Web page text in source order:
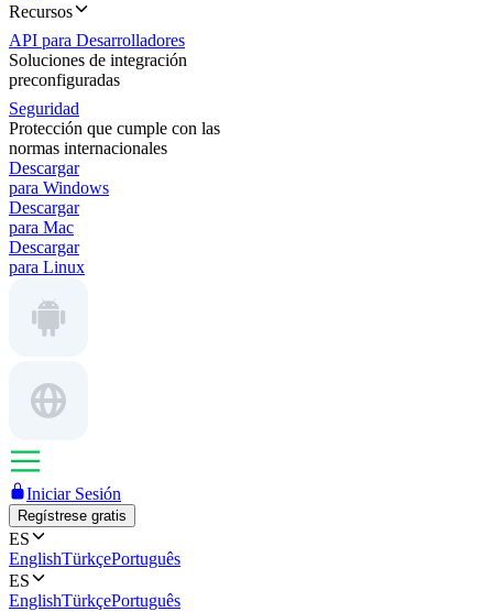
Recursos
API para Desarrolladores
Soluciones de integración
preconfiguradas
Seguridad
Protección que cumple con las
normas internacionales
Descargar
para Windows
Descargar
para Mac
Descargar
para Linux
Iniciar Sesión
Regístrese gratis
ES
EnglishTürkçePortuguês
ES
EnglishTürkçePortuguês